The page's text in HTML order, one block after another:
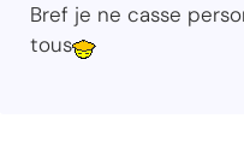
Bref je ne casse
tous